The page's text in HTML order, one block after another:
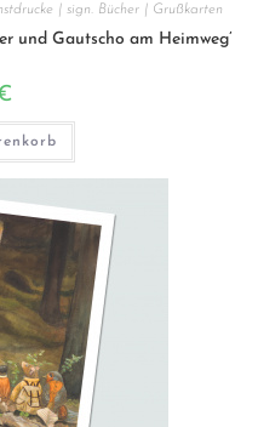
| sign. Bücher | Grußkarten
und Gautscho am Heimweg’